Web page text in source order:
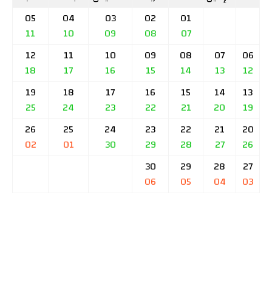
01
07
02
08
03
09
04
10
05
11
06
12
07
13
08
14
09
15
10
16
11
17
12
18
13
19
14
20
15
21
16
22
17
23
18
24
19
25
20
26
21
27
22
28
23
29
24
30
25
01
26
02
27
03
28
04
29
05
30
06